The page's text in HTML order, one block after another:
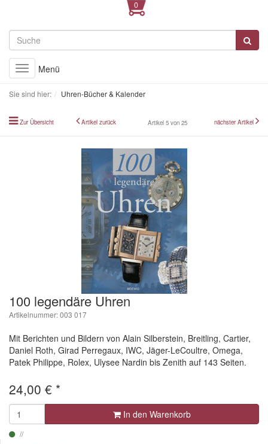
Toggle
navigation
Menü
Sie sind hier: Uhren-Bücher & Kalender
Zur Übersicht Artikel zurück Artikel 5 von 25 nächster Artikel
100 legendäre Uhren
Artikelnummer: 003 017
Mit Berichten und Bildern von Alain Silberstein, Breitling, Cartier,
Daniel Roth, Girad Perregaux, IWC, Jäger-LeCoultre, Omega,
Patek Philippe, Rolex, Ulysee Nardin bis Zenith auf 143 Seiten.
24,00 € *
In den Warenkorb